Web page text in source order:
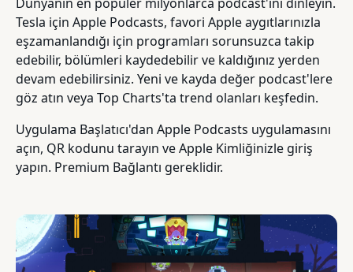
Tesla için Apple Podcasts, favori Apple aygıtlarınızla
eşzamanlandığı için programları sorunsuzca takip
edebilir, bölümleri kaydedebilir ve kaldığınız yerden
devam edebilirsiniz. Yeni ve kayda değer podcast'lere
göz atın veya Top Charts'ta trend olanları keşfedin.
Uygulama Başlatıcı'dan Apple Podcasts uygulamasını
açın, QR kodunu tarayın ve Apple Kimliğinizle giriş
yapın. Premium Bağlantı gereklidir.